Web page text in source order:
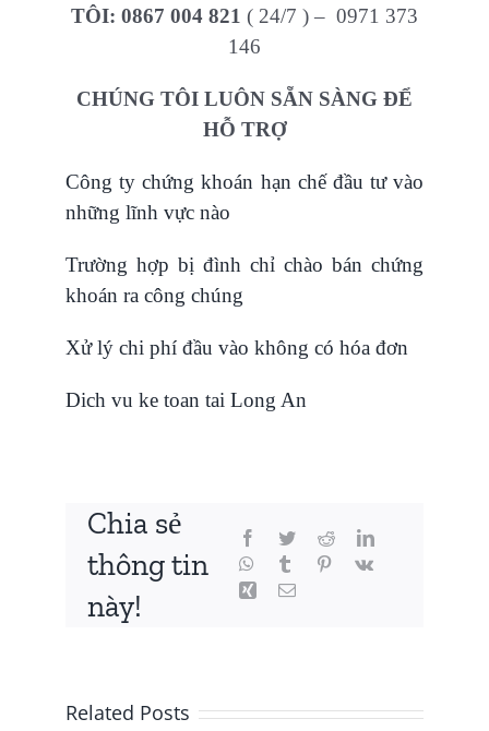
TÔI: 0867 004 821 ( 24/7 ) – 0971 373
146
CHÚNG TÔI LUÔN SẴN SÀNG ĐỂ
HỖ TRỢ
Công ty chứng khoán hạn chế đầu tư vào
những lĩnh vực nào
Trường hợp bị đình chỉ chào bán chứng
khoán ra công chúng
Xử lý chi phí đầu vào không có hóa đơn
Dich vu ke toan tai Long An
Chia sẻ
thông tin
này!
Related Posts